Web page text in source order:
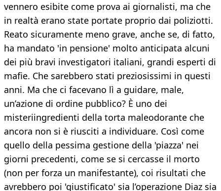
vennero esibite come prova ai giornalisti, ma che
in realtà erano state portate proprio dai poliziotti.
Reato sicuramente meno grave, anche se, di fatto,
ha mandato 'in pensione' molto anticipata alcuni
dei più bravi investigatori italiani, grandi esperti di
mafie. Che sarebbero stati preziosissimi in questi
anni. Ma che ci facevano lì a guidare, male,
un’azione di ordine pubblico? È uno dei
misteriingredienti della torta maleodorante che
ancora non si è riusciti a individuare. Così come
quello della pessima gestione della 'piazza' nei
giorni precedenti, come se si cercasse il morto
(non per forza un manifestante), coi risultati che
avrebbero poi 'giustificato' sia l’operazione Diaz sia